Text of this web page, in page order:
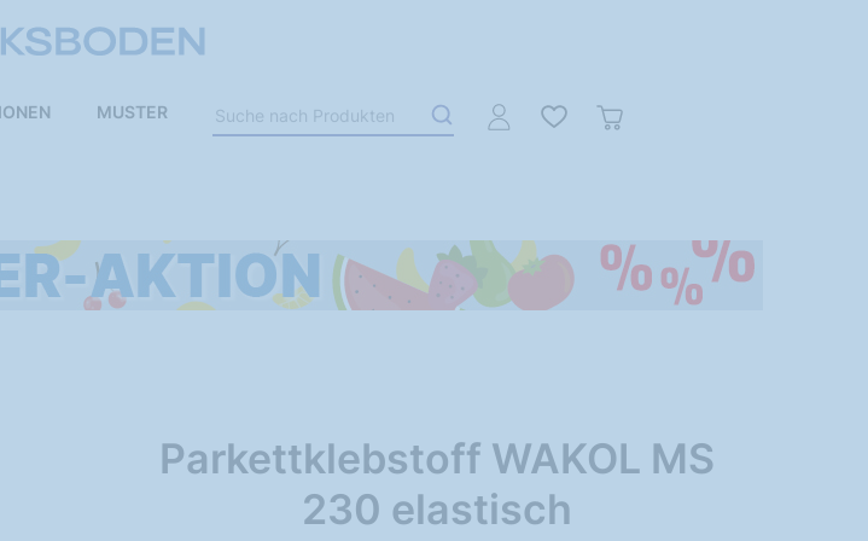
MUSTER
Parkettklebstoff WAKOL MS
230 elastisch